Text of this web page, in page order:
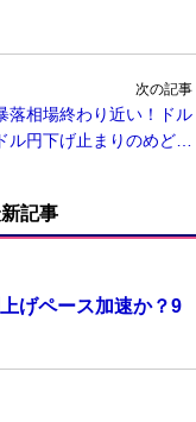
次の記事
落相場終わり近い！ドル
ル円下げ止まりのめど…
記事
げペース加速か？9